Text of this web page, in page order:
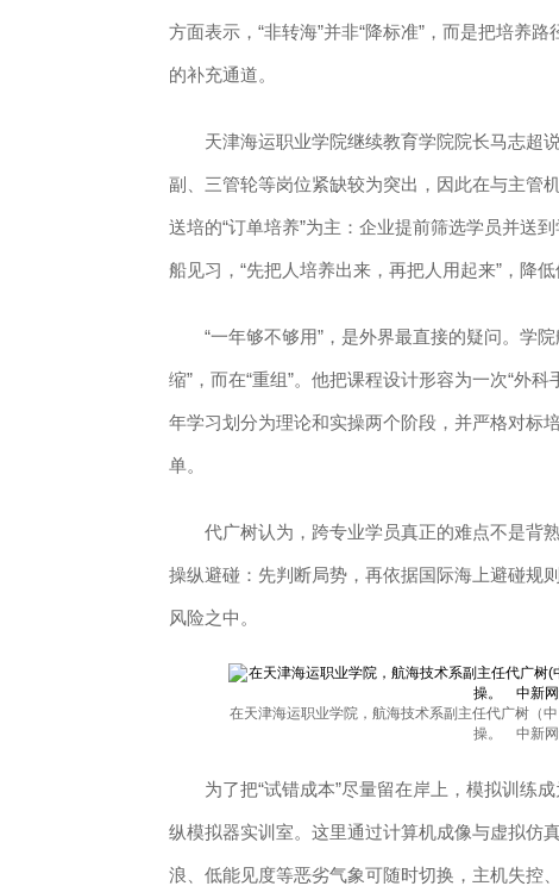
方面表示，“非转海”并非“降标准”，而是把培养
的补充通道。
天津海运职业学院继续教育学院院长马志超
副、三管轮等岗位紧缺较为突出，因此在与主管
送培的“订单培养”为主：企业提前筛选学员并送
船见习，“先把人培养出来，再把人用起来”，降低
“一年够不够用”，是外界最直接的疑问。学院
缩”，而在“重组”。他把课程设计形容为一次“外
年学习划分为理论和实操两个阶段，并严格对标
单。
代广树认为，跨专业学员真正的难点不是背
操纵避碰：先判断局势，再依据国际海上避碰规
风险之中。
在天津海运职业学院，航海技术系副主任代广树（
操。 中新网
为了把“试错成本”尽量留在岸上，模拟训练成
纵模拟器实训室。这里通过计算机成像与虚拟仿
浪、低能见度等恶劣气象可随时切换，主机失控